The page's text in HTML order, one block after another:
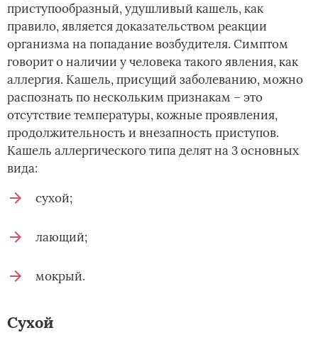
приступообразный, удушливый кашель, как
правило, является доказательством реакции
организма на попадание возбудителя. Симптом
говорит о наличии у человека такого явления, как
аллергия. Кашель, присущий заболеванию, можно
распознать по нескольким признакам – это
отсутствие температуры, кожные проявления,
продолжительность и внезапность приступов.
Кашель аллергического типа делят на 3 основных
вида:
сухой;
лающий;
мокрый.
Сухой